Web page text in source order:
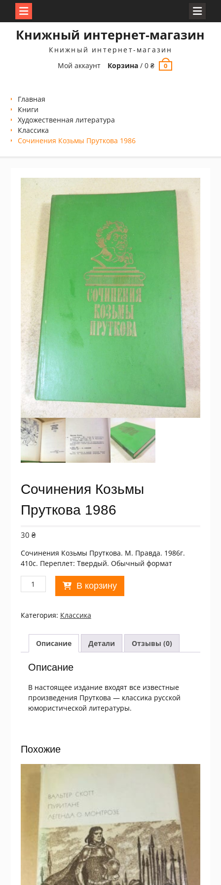
Книжный интернет-магазин
Книжный интернет-магазин
Мой аккаунт
Корзина /0₴ 0
Главная
Книги
Xудожественная литература
Классика
Сочинения Козьмы Пруткова 1986
Сочинения Козьмы
Пруткова 1986
30 ₴
Сочинения Козьмы Пруткова. М. Правда. 1986г.
410с. Переплет: Твердый. Обычный формат
Количество
товара
Козьмы
Пруткова
1986
В корзину
Категория: Классика
Описание Детали Отзывы (0)
Описание
В настоящее издание входят все известные
произведения Пруткова — классика русской
юмористической литературы.
Похожие